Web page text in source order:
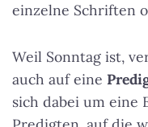
einzelne Schriften
Weil Sonntag ist,
auch auf eine
sich dabei um eine